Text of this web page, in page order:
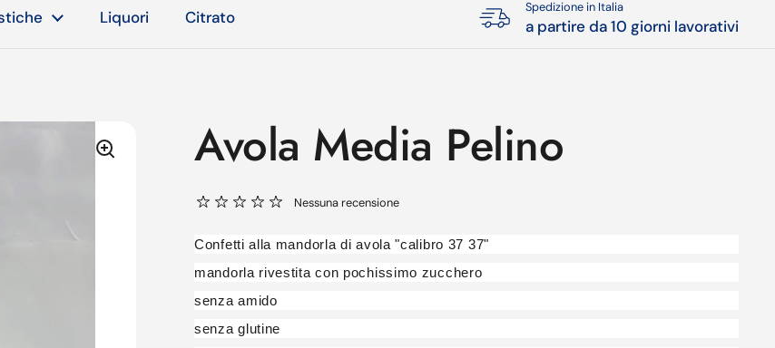
Liquori Citrato
Spedizione in Italia
a partire da 10 giorni lavorativi
Avola Media Pelino
Nessuna recensione
Confetti alla mandorla di avola "calibro 37 37"
mandorla rivestita con pochissimo zucchero
senza amido
senza glutine